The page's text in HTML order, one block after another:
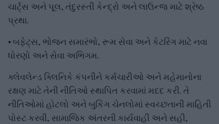
ચાર્ટ્સ અને પૂલ, તંદુરસ્તી કેન્દ્રો અને લાઉન્જ માટે શ્રેષ્ઠ
પ્રથા.
⦁ બફેટ્સ, ભોજન સમારંભો, રૂમ સેવા અને કેટરિંગ માટે નવા
ધોરણો અને સેવા અભિગમ.
ક્લેવલેન્ડ ક્લિનિકે કંપનીને કર્મચારીઓ અને મહેમાનોના
રક્ષણ માટે તેની નીતિઓ સ્થાપિત કરવામાં મદદ કરી. તે
નીતિઓમાં હોટલો અને બુકિંગ ચેનલોમાં સ્વચ્છતાની માહિતી
પોસ્ટ કરવી, સામાજિક અંતરની કાર્યવાહી અને સહી,